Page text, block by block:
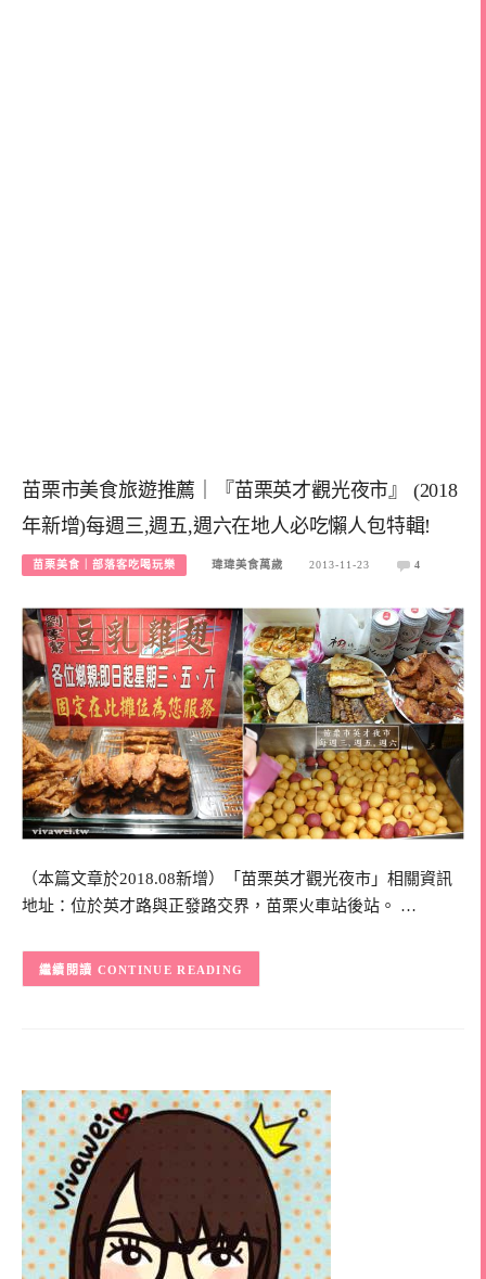
苗栗市美食旅遊推薦｜『苗栗英才觀光夜市』 (2018
年新增)每週三,週五,週六在地人必吃懶人包特輯!
苗栗美食｜部落客吃喝玩樂 瑋瑋美食萬歲 2013-11-23 4
（本篇文章於2018.08新增）「苗栗英才觀光夜市」相關資訊
地址：位於英才路與正發路交界，苗栗火車站後站。 …
CONTINUE READING